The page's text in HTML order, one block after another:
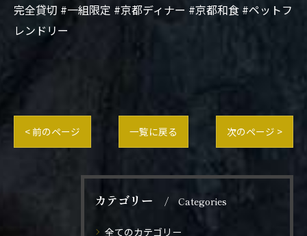
完全貸切 #一組限定 #京都ディナー #京都和食 #ペットフ
レンドリー
< 前のページ 一覧に戻る 次のページ >
カテゴリー Categories
全てのカテゴリー